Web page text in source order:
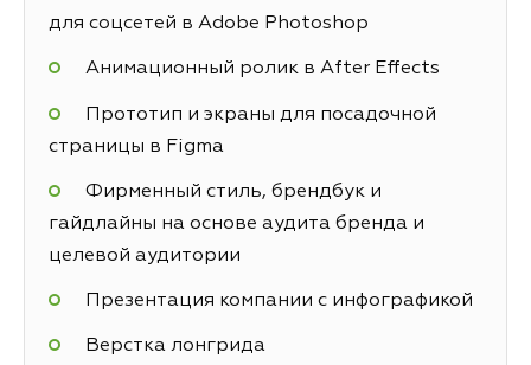
для соцсетей в Adobe Photoshop
Анимационный ролик в After Effects
Прототип и экраны для посадочной
страницы в Figma
Фирменный стиль, брендбук и
гайдлайны на основе аудита бренда и
целевой аудитории
Презентация компании с инфографикой
Верстка лонгрида